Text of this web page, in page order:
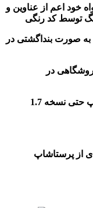
خود اعم از عناوین و
توسط کد رنگی
صورت بنداگشتی در
در
سازگار با تمامی نسخه های پرستاشاپ حتی نسخه 1.7
از پرستاشاپ